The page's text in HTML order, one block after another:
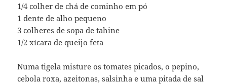
1/4 colher de chá de cominho em pó
1 dente de alho pequeno
3 colheres de sopa de tahine
1/2 xícara de queijo feta
Numa tigela misture os tomates picados, o pepino,
cebola roxa, azeitonas, salsinha e uma pitada de sal